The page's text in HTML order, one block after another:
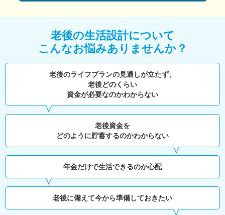
老後の生活設計について
こんなお悩みありませんか？
老後のライフプランの見通しが立たず、
老後どのくらい
資金が必要なのかわからない
老後資金を
どのように貯蓄するのかわからない
年金だけで生活できるのか心配
老後に備えて今から準備しておきたい